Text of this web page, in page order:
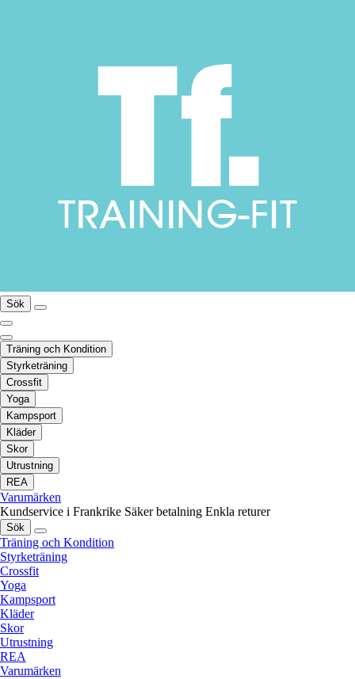
Sök
Träning och Kondition
Styrketräning
Crossfit
Yoga
Kampsport
Kläder
Skor
Utrustning
REA
Varumärken
Kundservice i Frankrike Säker betalning Enkla returer
Sök
Träning och Kondition
Styrketräning
Crossfit
Yoga
Kampsport
Kläder
Skor
Utrustning
REA
Varumärken